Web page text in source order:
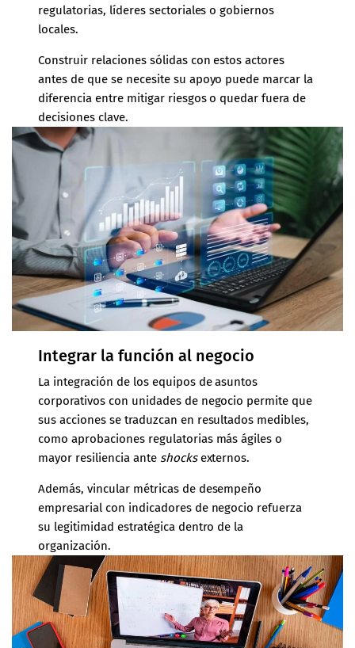
regulatorias, líderes sectoriales o gobiernos
locales.
Construir relaciones sólidas con estos actores
antes de que se necesite su apoyo puede marcar la
diferencia entre mitigar riesgos o quedar fuera de
decisiones clave.
Integrar la función al negocio
La integración de los equipos de asuntos
corporativos con unidades de negocio permite que
sus acciones se traduzcan en resultados medibles,
como aprobaciones regulatorias más ágiles o
mayor resiliencia ante shocks externos.
Además, vincular métricas de desempeño
empresarial con indicadores de negocio refuerza
su legitimidad estratégica dentro de la
organización.